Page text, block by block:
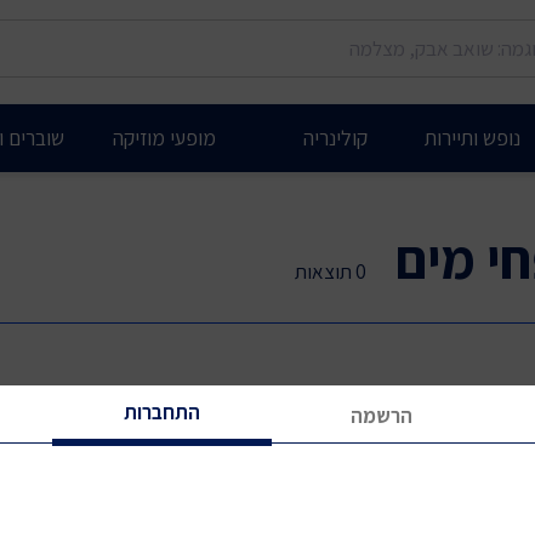
נופש ותיירות קולינריה מופעי מוזיקה שוברים
התחברות הרשמה
מים 0 תוצאות